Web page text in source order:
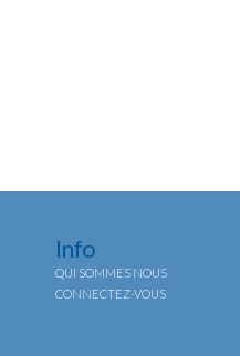
Info
QUI SOMMES NOUS
CONNECTEZ-VOUS